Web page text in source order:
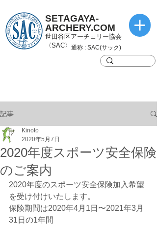
SETAGAYA-
ARCHERY.COM
世田谷区アーチェリー協会
〈SAC〉 通称 : SAC(サック)
記事
2020年度スポーツ安全保険
のご案内
Kinoto
2020年5月7日
2020年度のスポーツ安全保険加入希望
を受け付けいたします。
保険期間は2020年4月1日〜2021年3月
31日の1年間